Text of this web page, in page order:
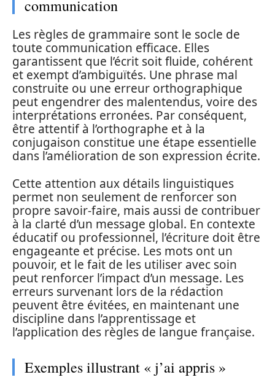
communication
Les règles de grammaire sont le socle de
toute communication efficace. Elles
garantissent que l’écrit soit fluide, cohérent
et exempt d’ambiguïtés. Une phrase mal
construite ou une erreur orthographique
peut engendrer des malentendus, voire des
interprétations erronées. Par conséquent,
être attentif à l’orthographe et à la
conjugaison constitue une étape essentielle
dans l’amélioration de son expression écrite.
Cette attention aux détails linguistiques
permet non seulement de renforcer son
propre savoir-faire, mais aussi de contribuer
à la clarté d’un message global. En contexte
éducatif ou professionnel, l’écriture doit être
engageante et précise. Les mots ont un
pouvoir, et le fait de les utiliser avec soin
peut renforcer l’impact d’un message. Les
erreurs survenant lors de la rédaction
peuvent être évitées, en maintenant une
discipline dans l’apprentissage et
l’application des règles de langue française.
Exemples illustrant « j’ai appris »